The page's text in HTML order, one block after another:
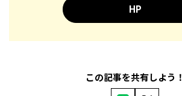
HP
この記事を共有しよう！